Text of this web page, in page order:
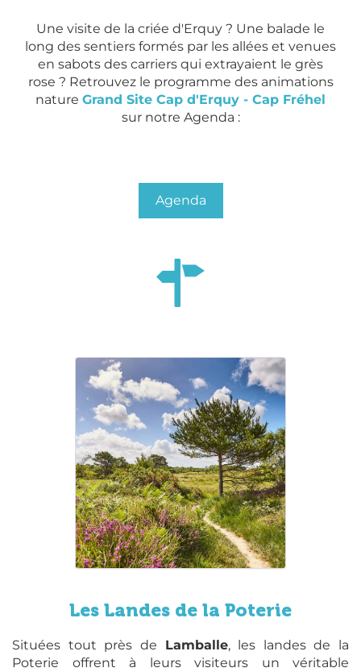
Une visite de la criée d'Erquy ? Une balade le
long des sentiers formés par les allées et venues
en sabots des carriers qui extrayaient le grès
rose ? Retrouvez le programme des animations
nature Grand Site Cap d'Erquy - Cap Fréhel
sur notre Agenda :
Agenda
Les Landes de la Poterie
Situées tout près de Lamballe, les landes de la
Poterie offrent à leurs visiteurs un véritable